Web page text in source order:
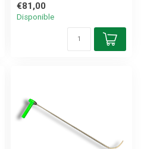
€81,00
Disponible